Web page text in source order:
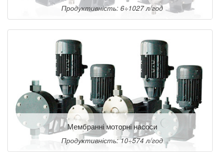
Продуктивність: 6÷1027 л/год
Мембранні моторні насоси
Продуктивність: 10÷574 л/год